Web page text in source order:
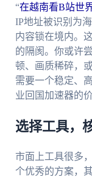
“在越南看B站世
IP地址被识别为
内容锁在境内。
的隔阂。你或许
顿、画质稀碎，
需要一个稳定、
业回国加速器的价
选择工具，
市面上工具很多
个优秀的方案，